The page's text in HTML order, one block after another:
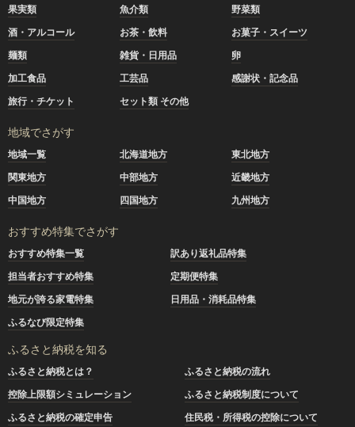
果実類
魚介類
野菜類
酒・アルコール
お茶・飲料
お菓子・スイーツ
麺類
雑貨・日用品
卵
加工食品
工芸品
感謝状・記念品
旅行・チケット
セット類 その他
地域でさがす
地域一覧 北海道地方
東北地方
関東地方
中部地方
近畿地方
中国地方
四国地方 九州地方
おすすめ特集でさがす
おすすめ特集一覧
訳あり返礼品特集
担当者おすすめ特集
定期便特集
地元が誇る家電特集
日用品・消耗品特集
ふるなび限定特集
ふるさと納税を知る
ふるさと納税とは？
ふるさと納税の流れ
控除上限額シミュレーション
ふるさと納税制度について
ふるさと納税の確定申告
住民税・所得税の控除について